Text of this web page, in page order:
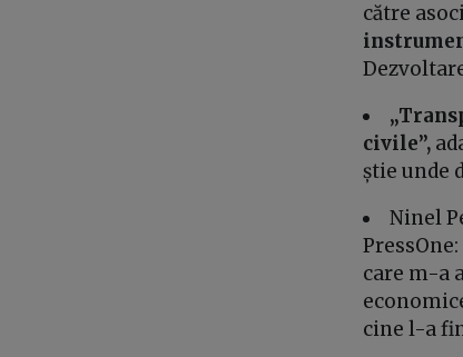
către
civile”,
știe unde
Ninel
care m-a
cine l-a